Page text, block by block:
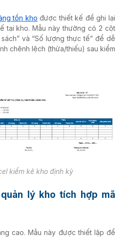
tồn kho được thiết kế để ghi lại
tại kho. Mẫu này thường có 2 cột
và “Số lượng thực tế” để dễ
chênh lệch (thừa/thiếu) sau kiểm
kiểm kê kho định kỳ
lý kho tích hợp mã
cao. Mẫu này được thiết lập để